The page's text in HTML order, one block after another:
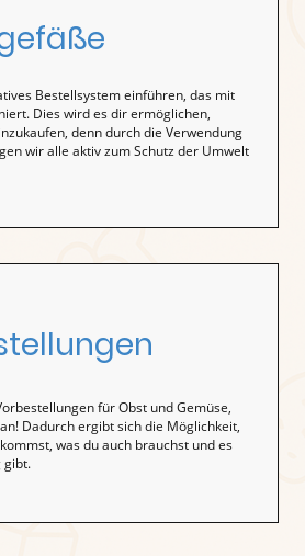
Bestellsystem einführen, das mit
Dies wird es dir ermöglichen,
denn durch die Verwendung
wir alle aktiv zum Schutz der Umwelt
für Obst und Gemüse,
Dadurch ergibt sich die Möglichkeit,
was du auch brauchst und es
gibt.